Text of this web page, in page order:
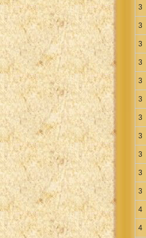
3
3
3
3
3
3
3
3
3
3
3
4
4